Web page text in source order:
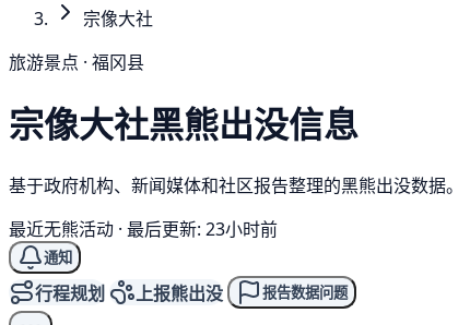
宗像大社
旅游景点 · 福冈县
宗像大社黑熊出没信息
基于政府机构、新闻媒体和社区报告整理的黑熊出没数据。
最近无熊活动 · 最后更新: 23小时前
通知
行程规划 上报熊出没 报告数据问题